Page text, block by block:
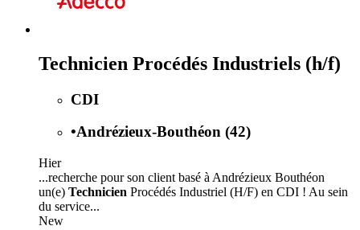
Technicien Procédés Industriels (h/f)
CDI
•Andrézieux-Bouthéon (42)
Hier
...recherche pour son client basé à Andrézieux Bouthéon
un(e) Technicien Procédés Industriel (H/F) en CDI ! Au sein
du service...
New